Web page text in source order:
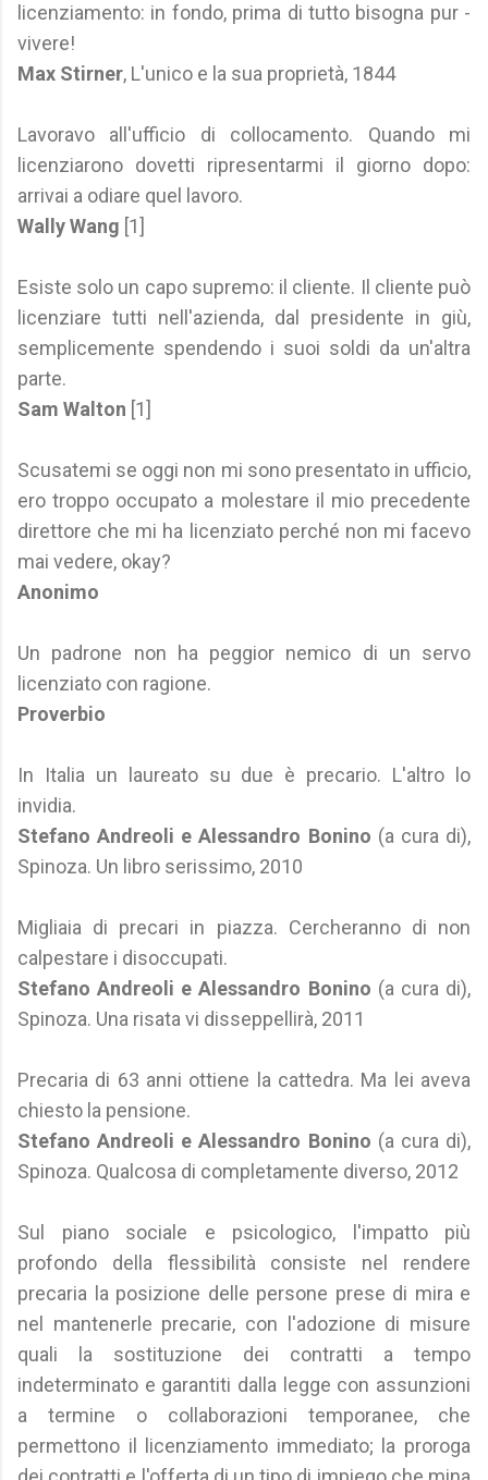
licenziamento: in fondo, prima di tutto bisogna pur -
vivere!
Max Stirner, L'unico e la sua proprietà, 1844
Lavoravo all'ufficio di collocamento. Quando mi
licenziarono dovetti ripresentarmi il giorno dopo:
arrivai a odiare quel lavoro.
Wally Wang [1]
Esiste solo un capo supremo: il cliente. Il cliente può
licenziare tutti nell'azienda, dal presidente in giù,
semplicemente spendendo i suoi soldi da un'altra
parte.
Sam Walton [1]
Scusatemi se oggi non mi sono presentato in ufficio,
ero troppo occupato a molestare il mio precedente
direttore che mi ha licenziato perché non mi facevo
mai vedere, okay?
Anonimo
Un padrone non ha peggior nemico di un servo
licenziato con ragione.
Proverbio
In Italia un laureato su due è precario. L'altro lo
invidia.
Stefano Andreoli e Alessandro Bonino (a cura di),
Spinoza. Un libro serissimo, 2010
Migliaia di precari in piazza. Cercheranno di non
calpestare i disoccupati.
Stefano Andreoli e Alessandro Bonino (a cura di),
Spinoza. Una risata vi disseppellirà, 2011
Precaria di 63 anni ottiene la cattedra. Ma lei aveva
chiesto la pensione.
Stefano Andreoli e Alessandro Bonino (a cura di),
Spinoza. Qualcosa di completamente diverso, 2012
Sul piano sociale e psicologico, l'impatto più
profondo della flessibilità consiste nel rendere
precaria la posizione delle persone prese di mira e
nel mantenerle precarie, con l'adozione di misure
quali la sostituzione dei contratti a tempo
indeterminato e garantiti dalla legge con assunzioni
a termine o collaborazioni temporanee, che
permettono il licenziamento immediato; la proroga